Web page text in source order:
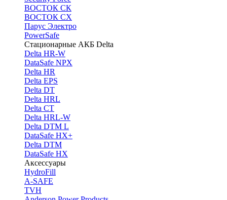
ВОСТОК СК
ВОСТОК СХ
Парус Электро
PowerSafe
Стационарные АКБ Delta
Delta HR-W
DataSafe NPX
Delta HR
Delta EPS
Delta DT
Delta HRL
Delta CT
Delta HRL-W
Delta DTM L
DataSafe HX+
Delta DTM
DataSafe HX
Аксессуары
HydroFill
A-SAFE
TVH